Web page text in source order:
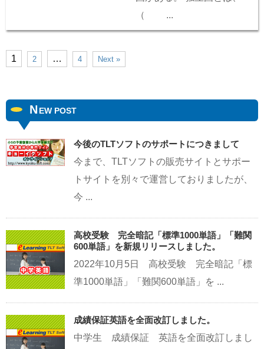
（ ...
1 2 … 4 Next »
N EW POST
今後のTLTソフトのサポートにつきまして
今まで、TLTソフトの販売サイトとサポー
トサイトを別々で運営しておりましたが、
今 ...
高校受験 完全暗記「標準1000単語」「難関
600単語」を新規リリースしました。
2022年10月5日 高校受験 完全暗記「標
準1000単語」「難関600単語」を ...
成績保証英語を全面改訂しました。
中学生 成績保証 英語を全面改訂しまし